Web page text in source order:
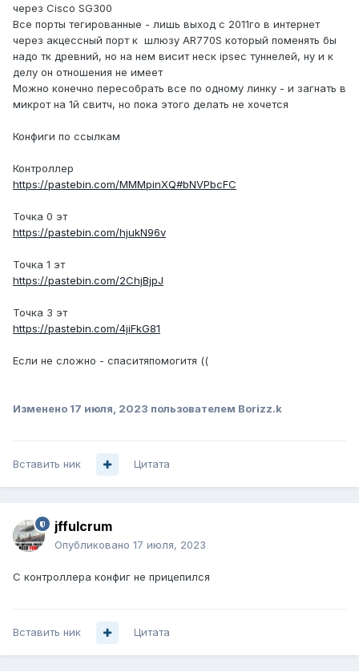
через Cisco SG300
Все порты тегированные - лишь выход с 2011го в интернет
через акцессный порт к шлюзу AR770S который поменять бы
надо тк древний, но на нем висит неск ipsec туннелей, ну и к
делу он отношения не имеет
Можно конечно пересобрать все по одному линку - и загнать в
микрот на 1й свитч, но пока этого делать не хочется
Конфиги по ссылкам
Контроллер
https://pastebin.com/MMMpinXQ#bNVPbcFC
Точка 0 эт
https://pastebin.com/hjukN96v
Точка 1 эт
https://pastebin.com/2ChjBjpJ
Точка 3 эт
https://pastebin.com/4jiFkG81
Если не сложно - спаситяпомогитя ((
Изменено 17 июля, 2023 пользователем Borizz.k
Вставить ник Цитата
jffulcrum
Опубликовано 17 июля, 2023
С контроллера конфиг не прицепился
Вставить ник Цитата